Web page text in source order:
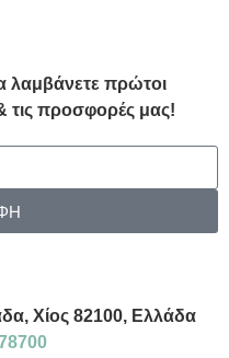
λαμβάνετε πρώτοι
τις προσφορές μας!
Χίος 82100, Ελλάδα